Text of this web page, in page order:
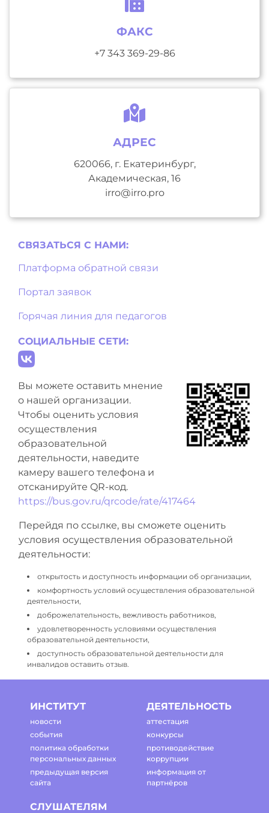
ФАКС
+7 343 369-29-86
АДРЕС
620066, г. Екатеринбург,
Академическая, 16
irro@irro.pro
СВЯЗАТЬСЯ С НAМИ:
Платформа обратной связи
Портал заявок
Горячая линия для педагогов
СОЦИАЛЬНЫЕ СЕТИ:
Вы можете оставить мнение
о нашей организации.
Чтобы оценить условия
осуществления
образовательной
деятельности, наведите
камеру вашего телефона и
отсканируйте QR-код.
https://bus.gov.ru/qrcode/rate/417464
Перейдя по ссылке, вы сможете оценить
условия осуществления образовательной
деятельности:
открытость и доступность информации об организации,
комфортность условий осуществления образовательной
деятельности,
доброжелательность, вежливость работников,
удовлетворенность условиями осуществления
образовательной деятельности,
доступность образовательной деятельности для
инвалидов оставить отзыв.
ИНСТИТУТ
новости
события
политика обработки
персональных данных
предыдущая версия
сайта
ДЕЯТЕЛЬНОСТЬ
аттестация
конкурсы
противодействие
коррупции
информация от
партнёров
СЛУШАТЕЛЯМ